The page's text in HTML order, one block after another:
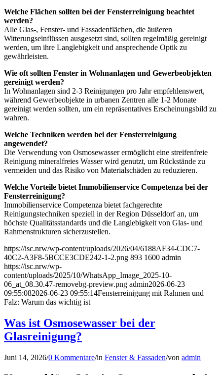
Welche Flächen sollten bei der Fensterreinigung beachtet
werden?
Alle Glas-, Fenster- und Fassadenflächen, die äußeren
Witterungseinflüssen ausgesetzt sind, sollten regelmäßig gereinigt
werden, um ihre Langlebigkeit und ansprechende Optik zu
gewährleisten.
Wie oft sollten Fenster in Wohnanlagen und Gewerbeobjekten
gereinigt werden?
In Wohnanlagen sind 2-3 Reinigungen pro Jahr empfehlenswert,
während Gewerbeobjekte in urbanen Zentren alle 1-2 Monate
gereinigt werden sollten, um ein repräsentatives Erscheinungsbild zu
wahren.
Welche Techniken werden bei der Fensterreinigung
angewendet?
Die Verwendung von Osmosewasser ermöglicht eine streifenfreie
Reinigung mineralfreies Wasser wird genutzt, um Rückstände zu
vermeiden und das Risiko von Materialschäden zu reduzieren.
Welche Vorteile bietet Immobilienservice Competenza bei der
Fensterreinigung?
Immobilienservice Competenza bietet fachgerechte
Reinigungstechniken speziell in der Region Düsseldorf an, um
höchste Qualitätsstandards und die Langlebigkeit von Glas- und
Rahmenstrukturen sicherzustellen.
https://isc.nrw/wp-content/uploads/2026/04/6188AF34-CDC7-
40C2-A3F8-5BCCE3CDE242-1-2.png 893 1600 admin
https://isc.nrw/wp-
content/uploads/2025/10/WhatsApp_Image_2025-10-
06_at_08.30.47-removebg-preview.png admin2026-06-23
09:55:082026-06-23 09:55:14Fensterreinigung mit Rahmen und
Falz: Warum das wichtig ist
Was ist Osmosewasser bei der
Glasreinigung?
Juni 14, 2026/0 Kommentare/in Fenster & Fassaden/von admin